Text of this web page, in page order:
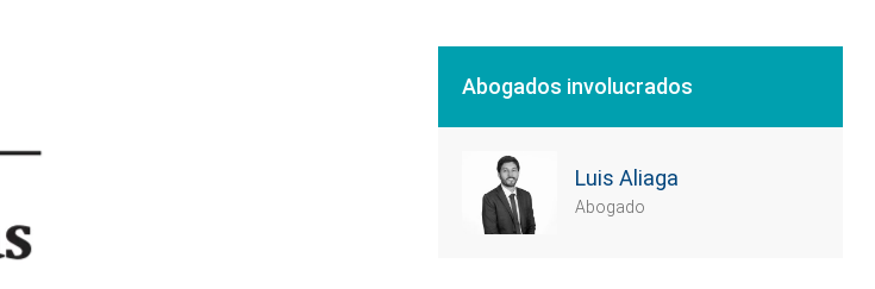
Abogados involucrados
Luis Aliaga
Abogado